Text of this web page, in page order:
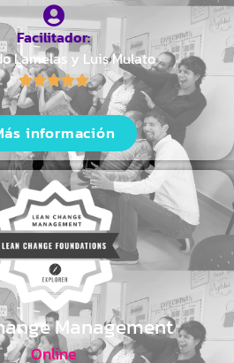
Facilitador:
Lamelas y Luis Mulato
información
Management
Online